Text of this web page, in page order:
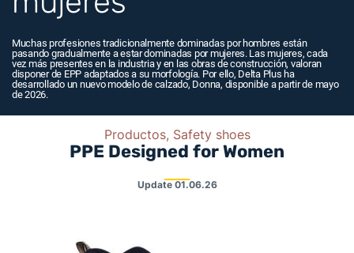
Muchas profesiones tradicionalmente dominadas por hombres están
pasando gradualmente a estar dominadas por mujeres. Las mujeres, cada
vez más presentes en la industria y en las obras de construcción, valoran
disponer de EPP adaptados a su morfología. Por ello, Delta Plus ha
desarrollado un nuevo modelo de calzado, Donna, disponible a partir de mayo
de 2026.
Productos, Safety shoes
PPE Designed for Women
Update 01.06.26